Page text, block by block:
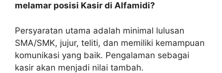
melamar posisi Kasir di Alfamidi?
Persyaratan utama adalah minimal lulusan
SMA/SMK, jujur, teliti, dan memiliki kemampuan
komunikasi yang baik. Pengalaman sebagai
kasir akan menjadi nilai tambah.